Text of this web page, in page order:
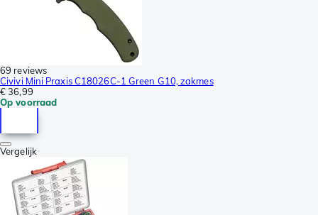
69 reviews
Civivi Mini Praxis C18026C-1 Green G10, zakmes
€ 36,99
Op voorraad
Vergelijk